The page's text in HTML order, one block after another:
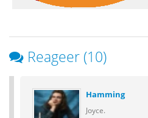
Reageer (10)
Hamming
Joyce.